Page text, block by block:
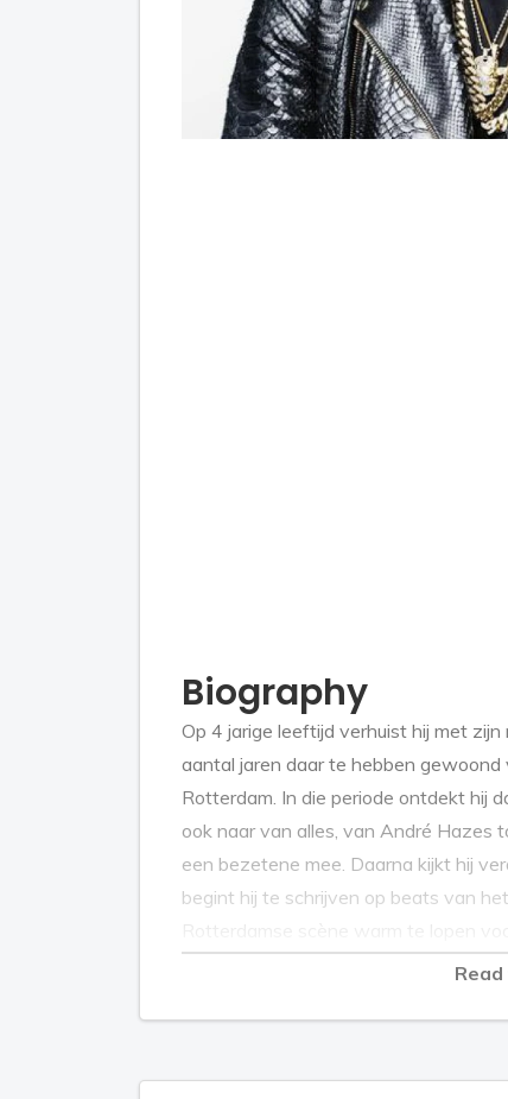
Biography
Op 4 jarige leeftijd verhuist hij met
aantal jaren daar te hebben gewoond
Rotterdam. In die periode ontdekt hij
ook naar van alles, van André Hazes
een bezetene mee. Daarna kijkt hij
begint hij te schrijven op beats van
eerste optredens volgen snel: Het